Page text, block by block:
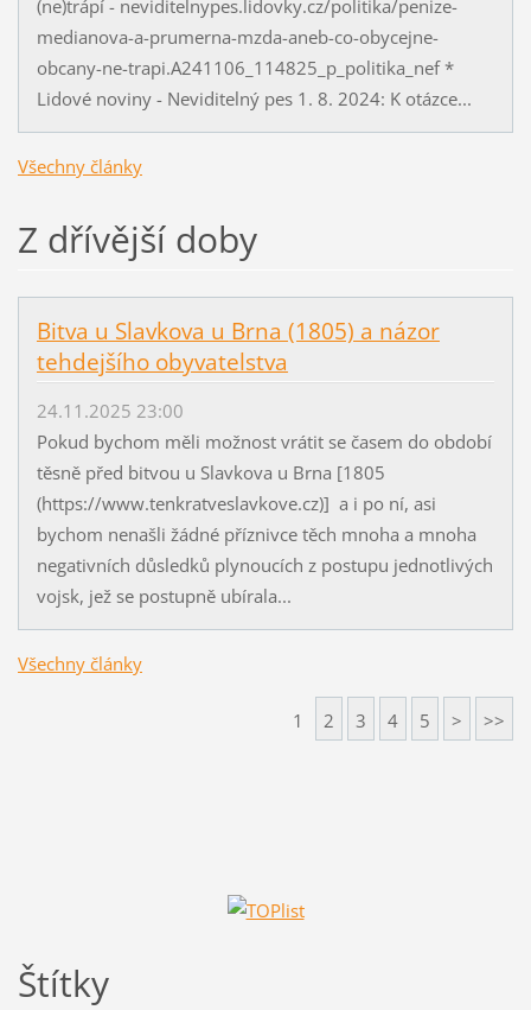
(ne)trápí - neviditelnypes.lidovky.cz/politika/penize-
medianova-a-prumerna-mzda-aneb-co-obycejne-
obcany-ne-trapi.A241106_114825_p_politika_nef *
Lidové noviny - Neviditelný pes 1. 8. 2024: K otázce...
Všechny články
Z dřívější doby
Bitva u Slavkova u Brna (1805) a názor
tehdejšího obyvatelstva
24.11.2025 23:00
Pokud bychom měli možnost vrátit se časem do období
těsně před bitvou u Slavkova u Brna [1805
(https://www.tenkratveslavkove.cz)] a i po ní, asi
bychom nenašli žádné příznivce těch mnoha a mnoha
negativních důsledků plynoucích z postupu jednotlivých
vojsk, jež se postupně ubírala...
Všechny články
1 2 3 4 5 > >>
Štítky